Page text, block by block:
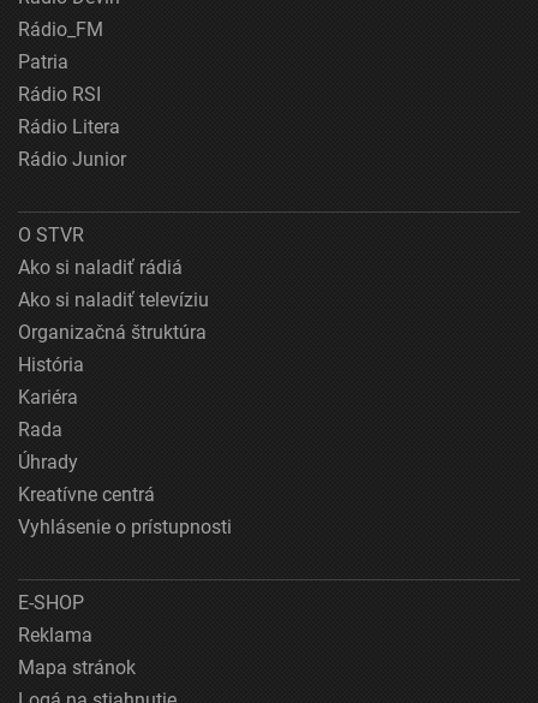
Rádio_FM
Patria
Rádio RSI
Rádio Litera
Rádio Junior
O STVR
Ako si naladiť rádiá
Ako si naladiť televíziu
Organizačná štruktúra
História
Kariéra
Rada
Úhrady
Kreatívne centrá
Vyhlásenie o prístupnosti
E-SHOP
Reklama
Mapa stránok